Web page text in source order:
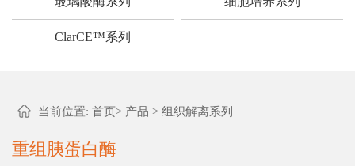
ClarCE™系列
当前位置: 首页> 产品 > 组织解离系列
重组胰蛋白酶